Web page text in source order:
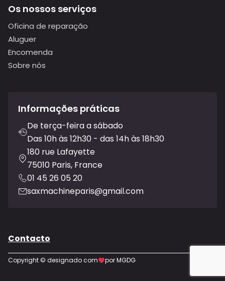
Os nossos serviços
Oficina de reparação
Aluguer
Encomenda
Sobre nós
Informações práticas
De terça-feira a sábado
Das 10h às 12h30 - das 14h às 18h30
180 rue Lafayette
75010 Paris, France
01 45 26 05 20
saxmachineparis@gmail.com
Contacto
Copyright © designado com por MGDG